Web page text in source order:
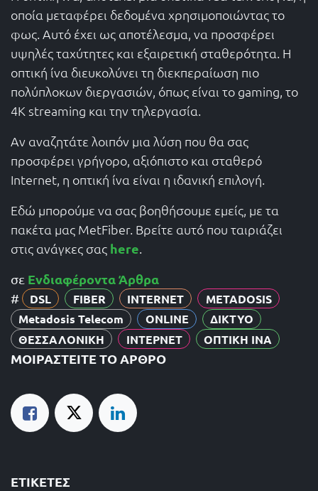
οποία μεταφέρει δεδομένα χρησιμοποιώντας το
φως. Αυτό έχει ως αποτέλεσμα, να προσφέρει
υψηλές ταχύτητες και εξαιρετική σταθερότητα. Η
οπτική ίνα διευκολύνει τη διεκπεραίωση πιο
πολύπλοκων διεργασιών, όπως είναι το gaming, το
4K streaming και την τηλεργασία.
Αν αναζητάτε λοιπόν μια λύση που θα σας
προσφέρει γρήγορο, αξιόπιστο και σταθερό
Internet, η οπτική ίνα είναι η ιδανική επιλογή.
Εδώ μπορούμε να σας βοηθήσουμε εμείς, με τα
πακέτα μας MetFiber. Βρείτε αυτό που ταιριάζει
στις ανάγκες σας here.
σε Ενδιαφέροντα Άρθρα
# DSL FIBER INTERNET
METADOSIS
Metadosis Telecom
ONLINE
ΔΙΚΤΥΟ
ΘΕΣΣΑΛΟΝΙΚΗ
ΙΝΤΕΡΝΕΤ ΟΠΤΙΚΗ ΙΝΑ
ΜΟΙΡΑΣΤΕΊΤΕ ΤΟ ΆΡΘΡΟ
ΕΤΙΚΈΤΕΣ